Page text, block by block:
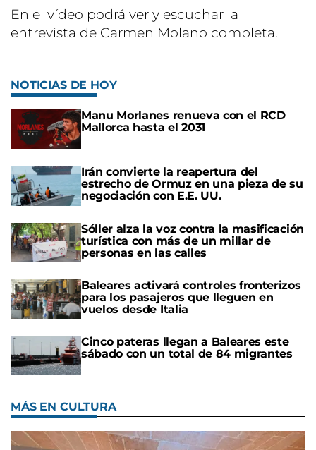
En el vídeo podrá ver y escuchar la
entrevista de Carmen Molano completa.
NOTICIAS DE HOY
Manu Morlanes renueva con el RCD
Mallorca hasta el 2031
Irán convierte la reapertura del
estrecho de Ormuz en una pieza de su
negociación con E.E. UU.
Sóller alza la voz contra la masificación
turística con más de un millar de
personas en las calles
Baleares activará controles fronterizos
para los pasajeros que lleguen en
vuelos desde Italia
Cinco pateras llegan a Baleares este
sábado con un total de 84 migrantes
MÁS EN CULTURA